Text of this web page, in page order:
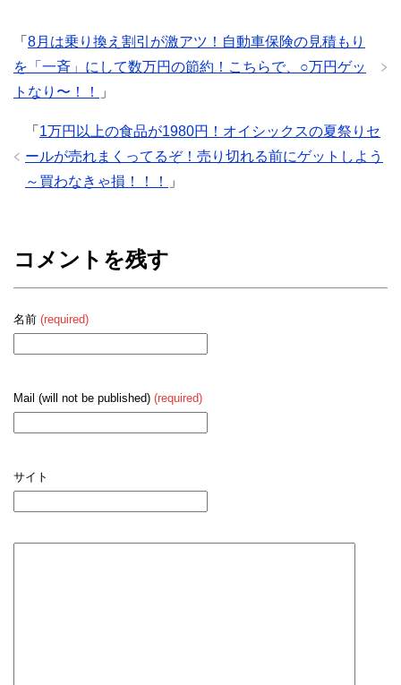
「 8月は乗り換え割引が激アツ！自動車保険の見積もり
を「一斉」にして数万円の節約！こちらで、○万円ゲッ
トなり〜！！
」
「 1万円以上の食品が1980円！オイシックスの夏祭りセ
ールが売れまくってるぞ！売り切れる前にゲットしよう
～買わなきゃ損！！！
」
コメントを残す
名前 (required)
Mail (will not be published) (required)
サイト